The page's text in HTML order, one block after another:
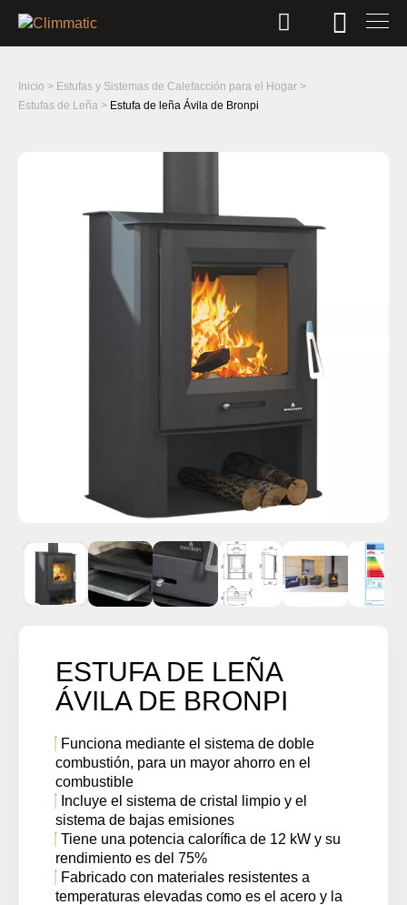
Inicio > Estufas y Sistemas de Calefacción para el Hogar >
Estufas de Leña > Estufa de leña Ávila de Bronpi
ESTUFA DE LEÑA
ÁVILA DE BRONPI
Funciona mediante el sistema de doble
combustión, para un mayor ahorro en el
combustible
Incluye el sistema de cristal limpio y el
sistema de bajas emisiones
Tiene una potencia calorífica de 12 kW y su
rendimiento es del 75%
Fabricado con materiales resistentes a
temperaturas elevadas como es el acero y la